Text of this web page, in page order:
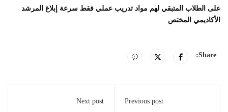
على الطلاب المتبقي لهم مواد تدريب عملي فقط سرعة إبلاغ المرشد
الأكاديمي المختص
Share:
Previous post
Next post